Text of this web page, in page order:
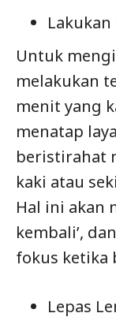
Lakukan
Untuk
melakukan
menit yang
menatap
beristirahat
kaki atau
Hal ini akan
kembali’,
fokus ketika
Lepas